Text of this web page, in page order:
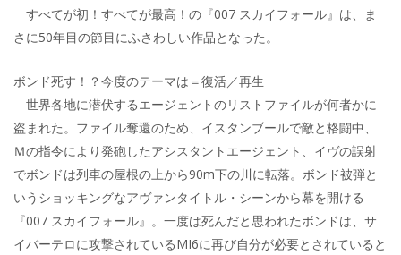
すべてが初！すべてが最高！の『007 スカイフォール』は、ま
さに50年目の節目にふさわしい作品となった。
ボンド死す！？今度のテーマは＝復活／再生
世界各地に潜伏するエージェントのリストファイルが何者かに
盗まれた。ファイル奪還のため、イスタンブールで敵と格闘中、
Ｍの指令により発砲したアシスタントエージェント、イヴの誤射
でボンドは列車の屋根の上から90m下の川に転落。ボンド被弾と
いうショッキングなアヴァンタイトル・シーンから幕を開ける
『007 スカイフォール』。一度は死んだと思われたボンドは、サ
イバーテロに攻撃されているMI6に再び自分が必要とされていると